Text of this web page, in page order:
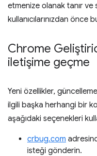
etmenize olanak tanır ve
kullanıcılarınızdan önce
Chrome
iletişime geçme
Yeni özellikler,
ilgili başka herhangi bir
aşağıdaki seçenekleri
crbug.com
isteği gönderin.